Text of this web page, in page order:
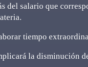
del salario que
tiempo
la disminución